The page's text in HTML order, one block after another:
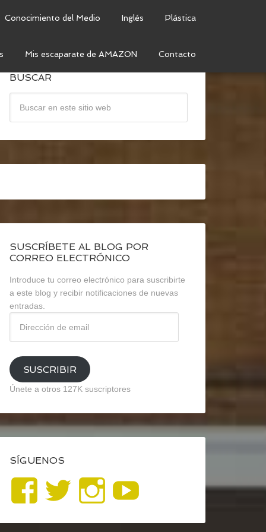
Conocimiento del Medio Inglés Plástica
Mis escaparate de AMAZON Contacto
BUSCAR
SUSCRÍBETE AL BLOG POR
CORREO ELECTRÓNICO
Introduce tu correo electrónico para suscribirte
a este blog y recibir notificaciones de nuevas
entradas.
email
SUSCRIBIR
Únete a otros 127K suscriptores
SÍGUENOS
Ver
perfil
Ver
perfil
Ver
perfil
YouTube